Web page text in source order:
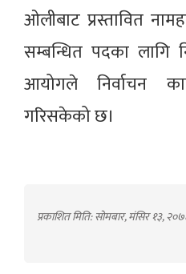
ओलीबाट प्रस्तावित
सम्बन्धित पदका लागि
आयोगले निर्वाचन
गरिसकेको छ।
प्रकाशित मिति: सोमबार, मंसिर १३,